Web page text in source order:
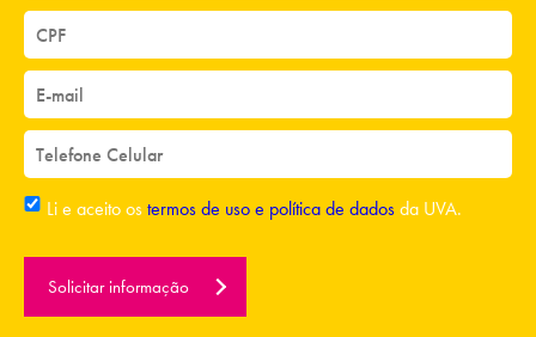
Li e aceito ostermos de uso e política de dadosda UVA.
Solicitar informação